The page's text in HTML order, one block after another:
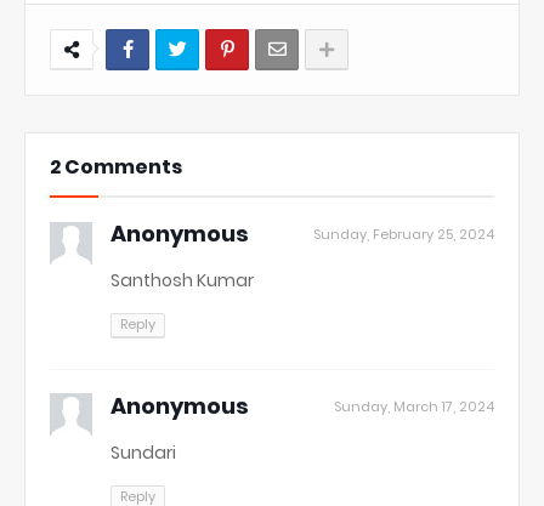
2 Comments
Anonymous Sunday, February 25, 2024
Santhosh Kumar
Reply
Anonymous Sunday, March 17, 2024
Sundari
Reply